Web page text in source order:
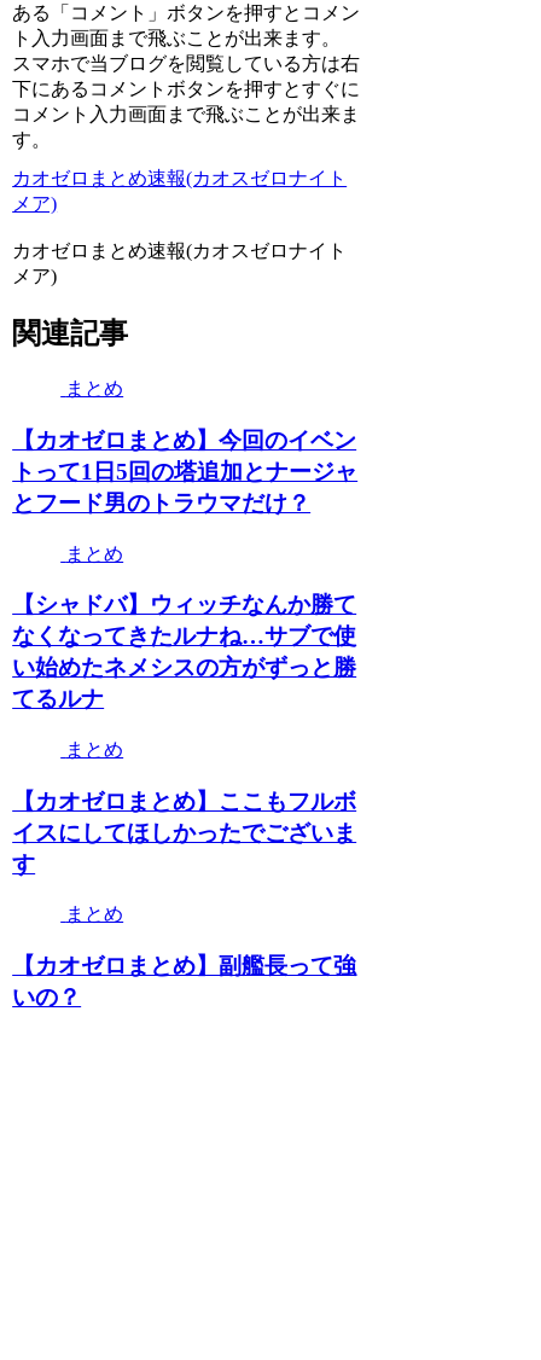
ある「コメント」ボタンを押すとコメン
ト入力画面まで飛ぶことが出来ます。
スマホで当ブログを閲覧している方は右
下にあるコメントボタンを押すとすぐに
コメント入力画面まで飛ぶことが出来ま
す。
カオゼロまとめ速報(カオスゼロナイト
メア)
カオゼロまとめ速報(カオスゼロナイト
メア)
関連記事
まとめ
【カオゼロまとめ】今回のイベン
トって1日5回の塔追加とナージャ
とフード男のトラウマだけ？
まとめ
【シャドバ】ウィッチなんか勝て
なくなってきたルナね…サブで使
い始めたネメシスの方がずっと勝
てるルナ
まとめ
【カオゼロまとめ】ここもフルボ
イスにしてほしかったでございま
す
まとめ
【カオゼロまとめ】副艦長って強
いの？